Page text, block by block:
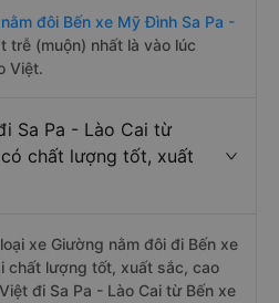
đôi Bến xe Mỹ Đình Sa Pa -
trễ (muộn) nhất là vào lúc
Việt.
Sa Pa - Lào Cai từ
chất lượng tốt, xuất
xe Giường nằm đôi đi Bến xe
chất lượng tốt, xuất sắc, cao
đi Sa Pa - Lào Cai từ Bến xe